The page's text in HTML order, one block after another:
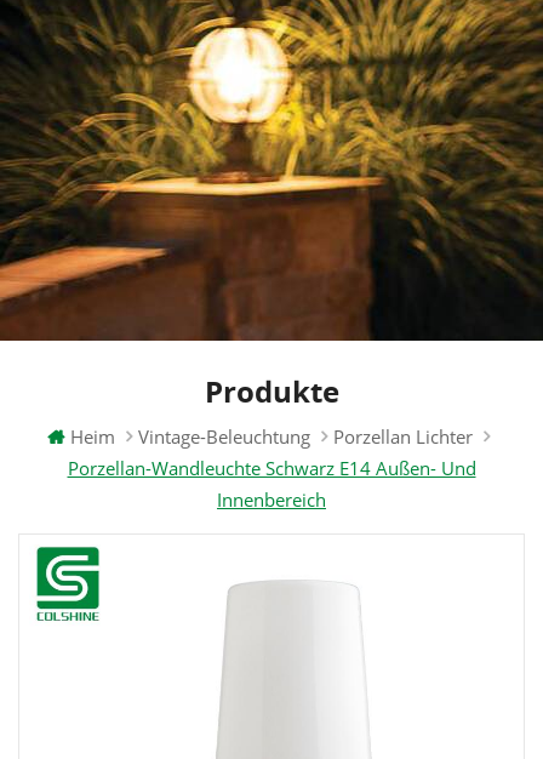
Produkte
Heim Vintage-Beleuchtung
Porzellan Lichter
Porzellan-Wandleuchte Schwarz E14 Außen- Und
Innenbereich